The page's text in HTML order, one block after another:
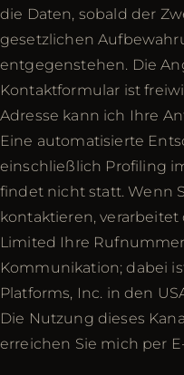
die Daten, sobald der
gesetzlichen
entgegenstehen. Die
Kontaktformular ist
Adresse kann ich Ihre
Eine automatisierte
einschließlich Profiling
findet nicht statt. Wenn
kontaktieren,
Limited Ihre
Kommunikation; dabei
Platforms, Inc. in den
Die Nutzung dieses
erreichen Sie mich per